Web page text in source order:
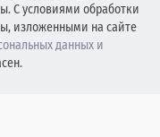
С условиями обработки
изложенными на сайте
данных и